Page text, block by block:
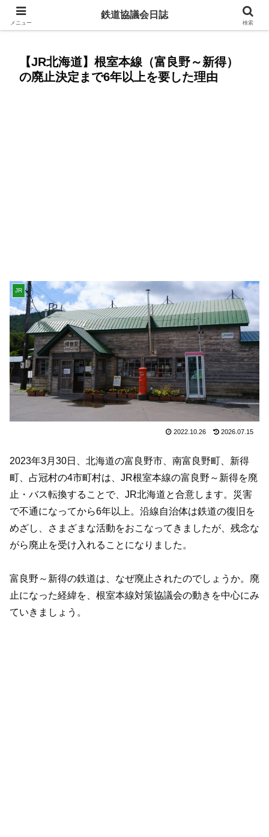
赤字ローカル線を残すために今からできること
【JR北海道】根室本線（富良野～新得）
の廃止決定まで6年以上を要した理由
JR
2022.10.26 2026.07.15
2023年3月30日、北海道の富良野市、南富良野町、新得
町、占冠村の4市町村は、JR根室本線の富良野～新得を廃
止・バス転換することで、JR北海道と合意します。災害
で不通になってから6年以上。沿線自治体は鉄道の復旧を
めざし、さまざまな活動をおこなってきましたが、残念な
がら廃止を受け入れることになりました。
富良野～新得の鉄道は、なぜ廃止されたのでしょうか。廃
止になった経緯を、根室本線対策協議会の動きを中心にみ
ていきましょう。
メニュー
鉄道協議会日誌
検索